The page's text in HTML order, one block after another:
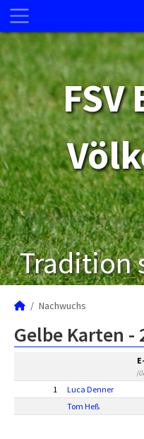
FSV
Tradition
Nachwuchs
Gelbe Karten -
1 Luca Denner
Tom Heß